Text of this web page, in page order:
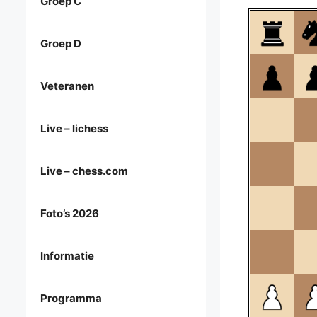
Groep D
Veteranen
Live – lichess
Live – chess.com
Foto’s 2026
Informatie
Programma